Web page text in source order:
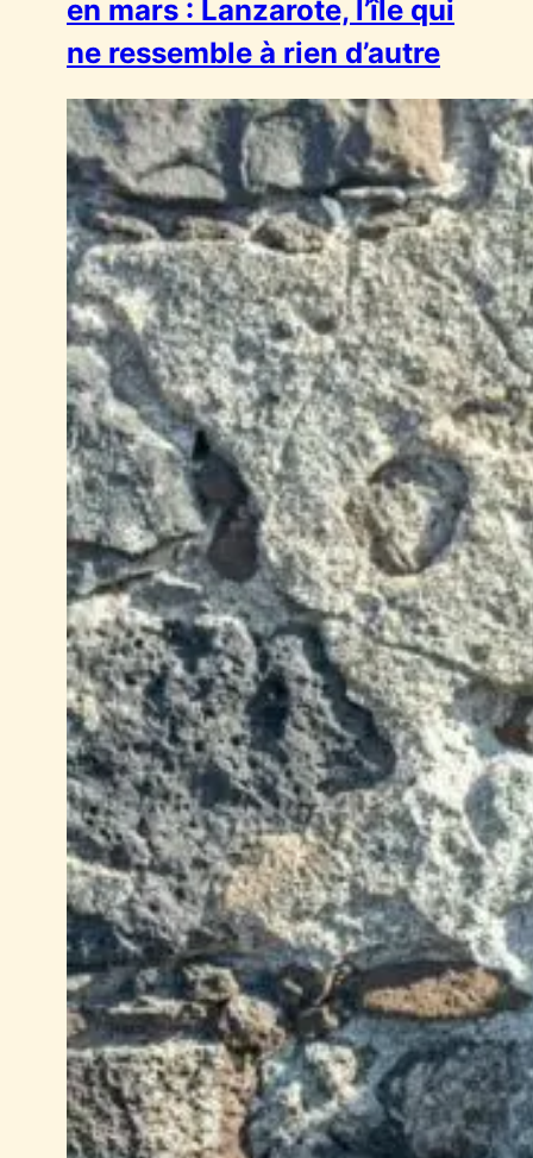
en mars : Lanzarote, l’île qui
ne ressemble à rien d’autre